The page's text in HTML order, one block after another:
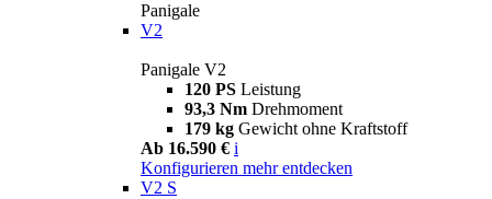
Panigale
V2
Panigale V2
120 PS Leistung
93,3 Nm Drehmoment
179 kg Gewicht ohne Kraftstoff
Ab 16.590 € i
Konfigurieren mehr entdecken
V2 S